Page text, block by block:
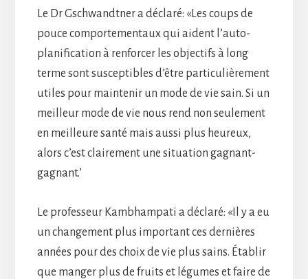
Le Dr Gschwandtner a déclaré: «Les coups de
pouce comportementaux qui aident l’auto-
planification à renforcer les objectifs à long
terme sont susceptibles d’être particulièrement
utiles pour maintenir un mode de vie sain. Si un
meilleur mode de vie nous rend non seulement
en meilleure santé mais aussi plus heureux,
alors c’est clairement une situation gagnant-
gagnant.’
Le professeur Kambhampati a déclaré: «Il y a eu
un changement plus important ces dernières
années pour des choix de vie plus sains. Établir
que manger plus de fruits et légumes et faire de